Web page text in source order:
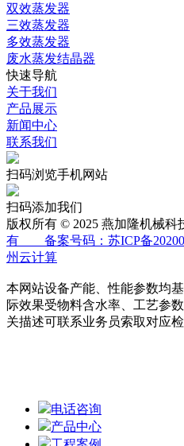
双效蒸发器
三效蒸发器
多效蒸发器
废水蒸发结晶器
快速导航
关于我们
产品展示
新闻中心
联系我们
扫码浏览手机网站
扫码添加我们
版权所有 © 2025 燕加隆机械科
有 备案号码： 苏ICP备
州云计算
本网站设备产能、性能参数均
际效果受物料含水率、工艺参
关描述可联系业务员索取对应
电话咨询
产品中心